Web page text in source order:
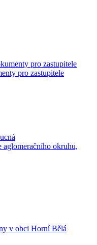
pro zastupitele
pro zastupitele
aglomeračního okruhu,
v obci Horní Bělá